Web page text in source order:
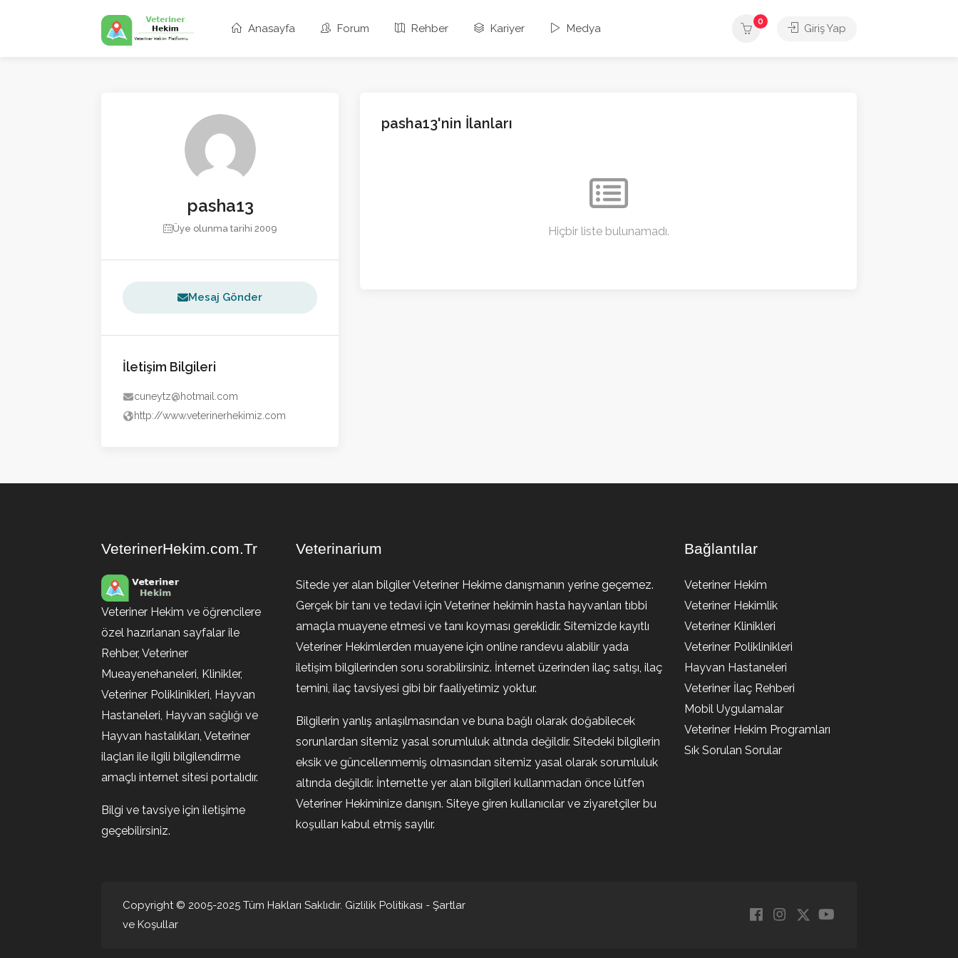
Anasayfa Forum Rehber Kariyer Medya
0
Giriş Yap
pasha13
Üye olunma tarihi 2009
Mesaj Gönder
İletişim Bilgileri
cuneytz@hotmail.com
http://www.veterinerhekimiz.com
pasha13'nin İlanları
Hiçbir liste bulunamadı.
VeterinerHekim.com.Tr
Veteriner Hekim ve öğrencilere
özel hazırlanan sayfalar ile
Rehber, Veteriner
Mueayenehaneleri, Klinikler,
Veteriner Poliklinikleri, Hayvan
Hastaneleri, Hayvan sağlığı ve
Hayvan hastalıkları, Veteriner
ilaçları ile ilgili bilgilendirme
amaçlı internet sitesi portalıdır.
Bilgi ve tavsiye için iletişime
geçebilirsiniz.
Veterinarium
Sitede yer alan bilgiler Veteriner Hekime danışmanın yerine geçemez.
Gerçek bir tanı ve tedavi için Veteriner hekimin hasta hayvanları tıbbi
amaçla muayene etmesi ve tanı koyması gereklidir. Sitemizde kayıtlı
Veteriner Hekimlerden muayene için online randevu alabilir yada
iletişim bilgilerinden soru sorabilirsiniz. İnternet üzerinden ilaç satışı, ilaç
temini, ilaç tavsiyesi gibi bir faaliyetimiz yoktur.
Bilgilerin yanlış anlaşılmasından ve buna bağlı olarak doğabilecek
sorunlardan sitemiz yasal sorumluluk altında değildir. Sitedeki bilgilerin
eksik ve güncellenmemiş olmasından sitemiz yasal olarak sorumluluk
altında değildir. İnternette yer alan bilgileri kullanmadan önce lütfen
Veteriner Hekiminize danışın. Siteye giren kullanıcılar ve ziyaretçiler bu
koşulları kabul etmiş sayılır.
Bağlantılar
Veteriner Hekim
Veteriner Hekimlik
Veteriner Klinikleri
Veteriner Poliklinikleri
Hayvan Hastaneleri
Veteriner İlaç Rehberi
Mobil Uygulamalar
Veteriner Hekim Programları
Sık Sorulan Sorular
Copyright © 2005-2025 Tüm Hakları Saklıdır. Gizlilik Politikası - Şartlar
ve Koşullar